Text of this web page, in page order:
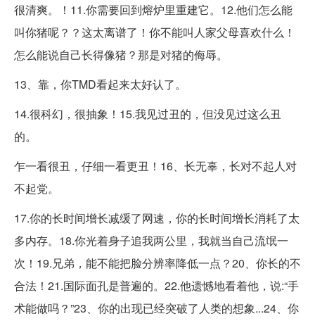
很清爽。！11.你需要回到熔炉里重建它。12.他们怎么能
叫你猪呢？？这太离谱了！你不能叫人家父母喜欢什么！
怎么能说自己长得像猪？那是对猪的侮辱。
13、靠，你TMD看起来太好认了。
14.很科幻，很抽象！15.我见过丑的，但没见过这么丑
的。
乍一看很丑，仔细一看更丑！16、长无辜，长对不起人对
不起党。
17.你的长时间增长减缓了网速，你的长时间增长消耗了太
多内存。18.你光着身子追我两公里，我就当自己流氓一
次！19.兄弟，能不能把脸分辨率降低一点？20、你长的不
合法！21.国际面孔是普遍的。22.他遗憾地看着他，说:“手
术能做吗？”23、你的出现已经突破了人类的想象...24、你